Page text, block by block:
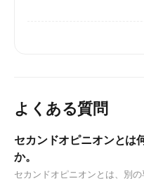
よくある質問
セカンドオピニオンとは
か。
セカンドオピニオンとは、別